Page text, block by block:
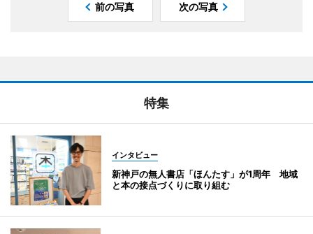
前の写真 次の写真
特集
インタビュー
新神戸の無人書店「ほんたす」が1周年 地域
と本の接点づくりに取り組む